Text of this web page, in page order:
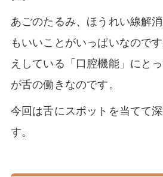
あごのたるみ、ほうれい線解
もいいことがいっぱいなので
えしている「口腔機能」にと
が舌の働きなのです。
今回は舌にスポットを当てて
す。